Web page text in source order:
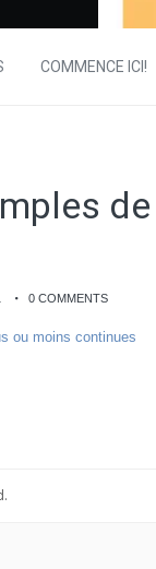
COMMENCE ICI!
0 COMMENTS